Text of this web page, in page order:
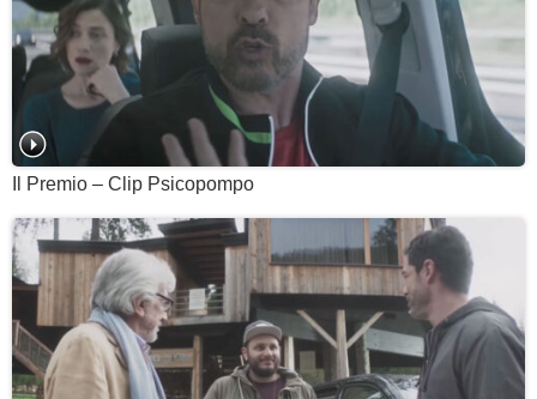
Il Premio – Clip Psicopompo